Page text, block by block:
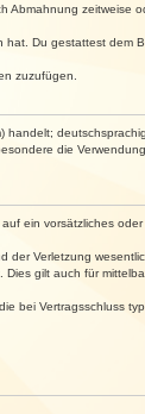
Abmahnung zeitweise
Du gestattest dem
zuzufügen.
handelt;
die
ein vorsätzliches
der Verletzung
gilt auch für
bei Vertragsschluss